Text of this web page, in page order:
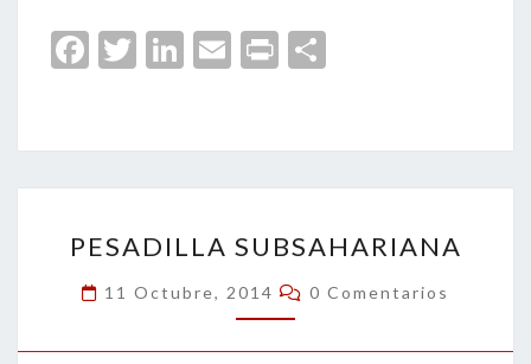
Fa
o
o
k
T
er
Li
dI
n
E
l
Pr
p
ar
tir
SUBSAHARIANA
PESADILLA SUBSAHARIANA
11 Octubre, 2014 Comentarios
0 Comentarios